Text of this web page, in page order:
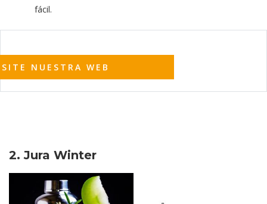
fácil.
NUESTRA WEB
2. Jura Winter